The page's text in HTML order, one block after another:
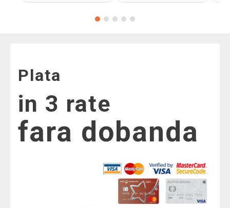
Plata
in 3 rate
fara dobanda